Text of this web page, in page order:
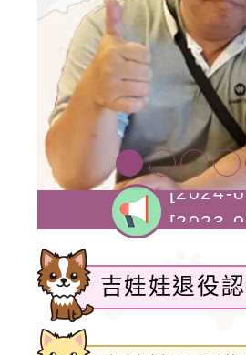
[2024-
[2024-
[2023-
可愛的
[2021-
傳，使
[2024-
[2024-
吉娃娃退役